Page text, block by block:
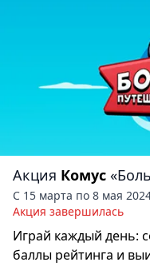
Акция Комус
С 15 марта по 8 мая
Акция завершилась
Играй каждый день:
баллы рейтинга и